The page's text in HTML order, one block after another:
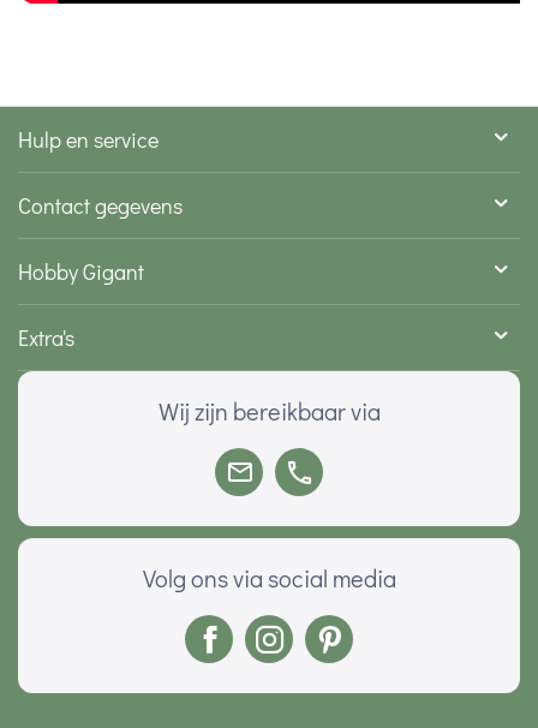
Hulp en service
Contact gegevens
Hobby Gigant
Extra's
Wij zijn bereikbaar via
Volg ons via social media